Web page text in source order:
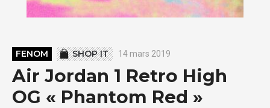
FENOM SHOP IT 14 mars 2019
Air Jordan 1 Retro High
OG « Phantom Red »